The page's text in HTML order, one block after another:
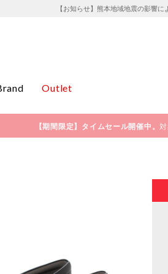
【お知らせ】熊本地域地震の影響に
Outlet
【期間限定】タイムセール開催中。